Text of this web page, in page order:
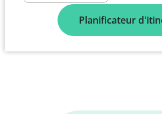
Planificateur